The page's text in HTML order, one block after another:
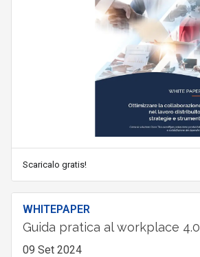
Scaricalo gratis!
WHITEPAPER
Guida pratica al workplace 4.0
09 Set 2024